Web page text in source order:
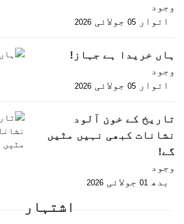
وجود
اتوار 05 جولائی 2026
ہاں خریدا ہے جہاز!
وجود
اتوار 05 جولائی 2026
تاریخ کے خون آلود
نشانات کبھی نہیں مٹیں
گے!
وجود
بدھ
01 جولائی 2026
اشتہار